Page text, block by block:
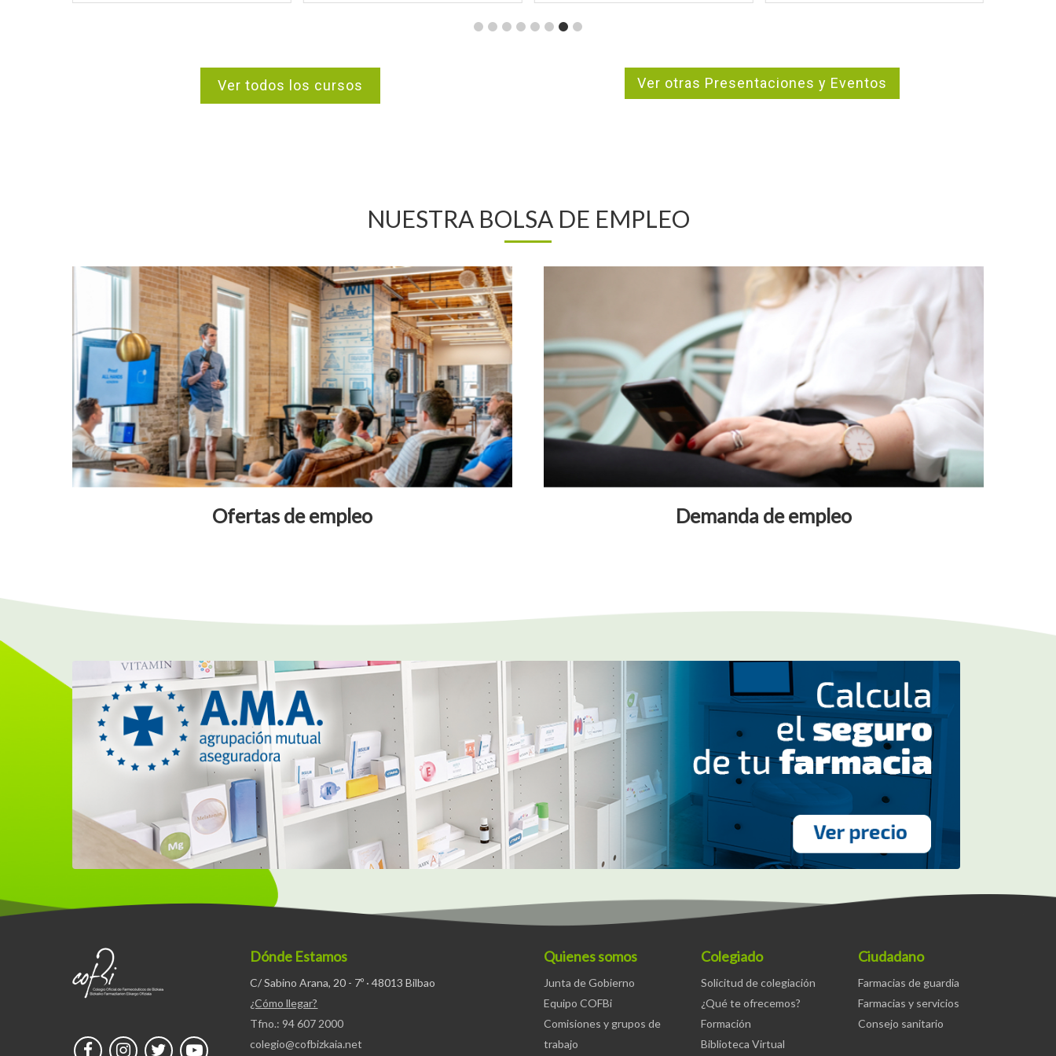
Ver todos los cursos Ver otras Presentaciones y Eventos
NUESTRA BOLSA DE EMPLEO
Ofertas de empleo Demanda de empleo
Dónde Estamos
C/ Sabino Arana, 20 - 7º · 48013 Bilbao
¿Cómo llegar?
Tfno.: 94 607 2000
colegio@cofbizkaia.net
Quienes somos
Junta de Gobierno
Equipo COFBi
Comisiones y grupos de
trabajo
Colegiado
Solicitud de colegiación
¿Qué te ofrecemos?
Formación
Biblioteca Virtual
Ciudadano
Farmacias de guardia
Farmacias y servicios
Consejo sanitario